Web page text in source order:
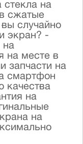
стекла на
сжатые
случайно
экран? -
на
на месте в
запчасти на
смартфон
качества
на
на